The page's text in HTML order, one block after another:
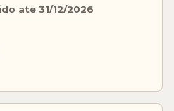
ate 31/12/2026